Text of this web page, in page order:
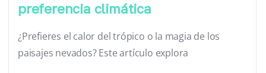
preferencia climática
¿Prefieres el calor del trópico o la magia de los
paisajes nevados? Este artículo explora